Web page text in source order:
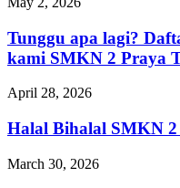
Tunggu apa lagi?
kami SMKN 2 Praya
April 28, 2026
Halal Bihalal SMKN
March 30, 2026